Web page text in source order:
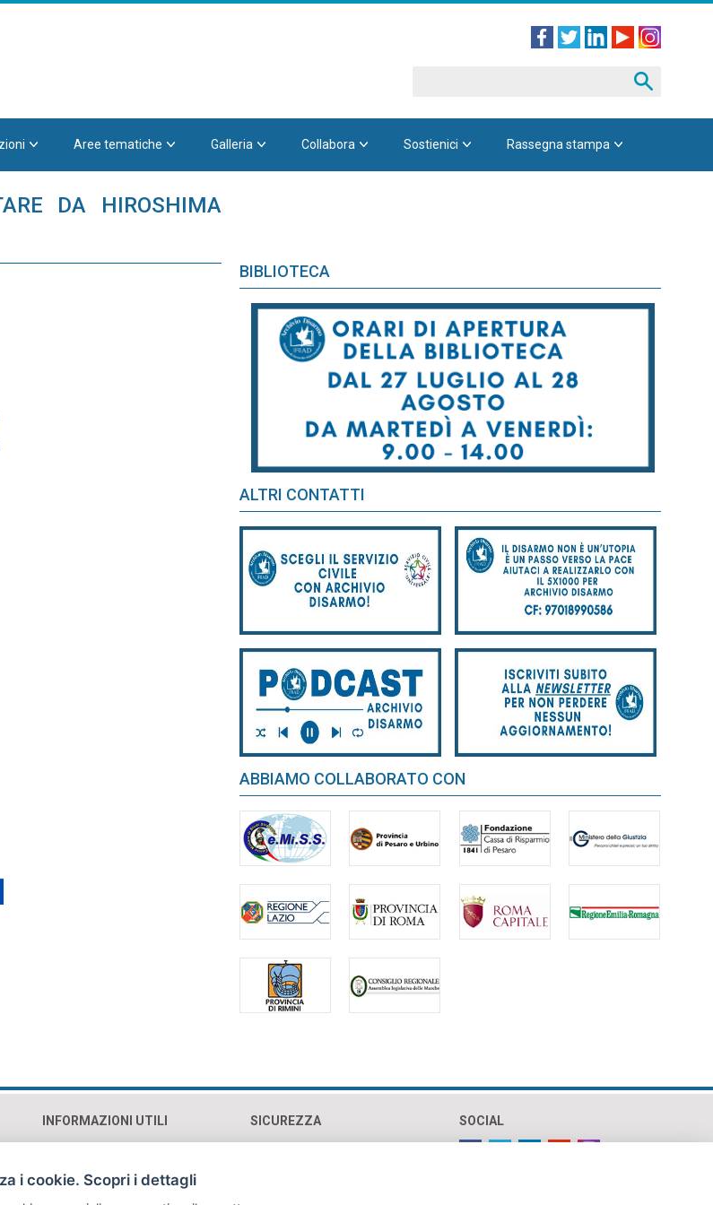
Aree tematiche Galleria Collabora Sostienici Rassegna stampa
DA HIROSHIMA
BIBLIOTECA
ALTRI CONTATTI
ABBIAMO COLLABORATO CON
INFORMAZIONI UTILI
Mappa
SICUREZZA
SOCIAL
i cookie. Scopri i dettagli